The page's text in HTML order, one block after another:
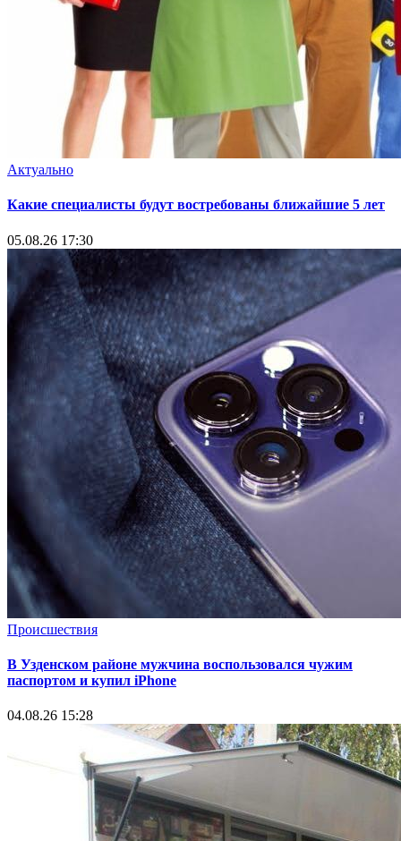
Актуально
Какие специалисты будут востребованы ближайшие 5 лет
05.08.26 17:30
Происшествия
В Узденском районе мужчина воспользовался чужим
паспортом и купил iPhone
04.08.26 15:28